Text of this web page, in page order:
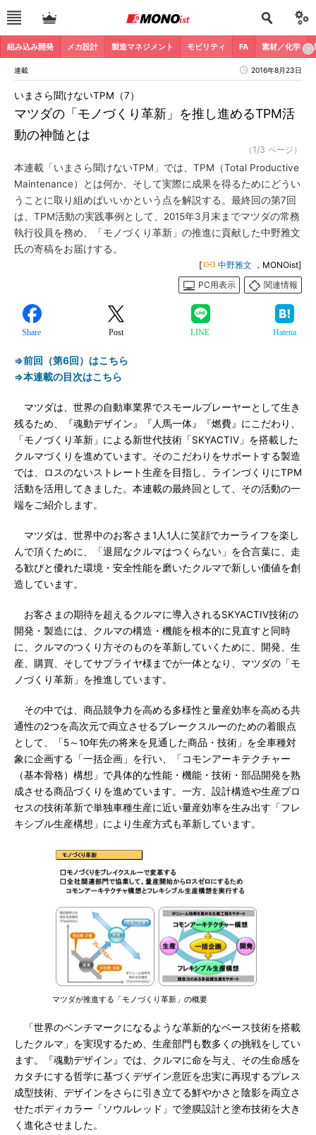
組み込み開発 メカ設計 製造マネジメント モビリティ FA 素材／化学
連載 2016年8月23日
マツダの「モノづくり革新」を推し進めるTPM活
動の神髄とは
いまさら聞けないTPM（7）
（1/3 ページ）
本連載「いまさら聞けないTPM」では、TPM（Total Productive
Maintenance）とは何か、そして実際に成果を得るためにどうい
うことに取り組めばいいかという点を解説する。最終回の第7回
は、TPM活動の実践事例として、2015年3月末までマツダの常務
執行役員を務め、「モノづくり革新」の推進に貢献した中野雅文
氏の寄稿をお届けする。
[ 中野雅文 ，MONOist]
PC用表示
関連情報
Share Post LINE Hatena
⇒前回（第6回）はこちら
⇒本連載の目次はこちら
マツダは、世界の自動車業界でスモールプレーヤーとして生き
残るため、『魂動デザイン』『人馬一体』『燃費』にこだわり、
「モノづくり革新」による新世代技術「SKYACTIV」を搭載した
クルマづくりを進めています。そのこだわりをサポートする製造
では、ロスのないストレート生産を目指し、ラインづくりにTPM
活動を活用してきました。本連載の最終回として、その活動の一
端をご紹介します。
マツダは、世界中のお客さま1人1人に笑顔でカーライフを楽し
んで頂くために、「退屈なクルマはつくらない」を合言葉に、走
る歓びと優れた環境・安全性能を磨いたクルマで新しい価値を創
造しています。
お客さまの期待を超えるクルマに導入されるSKYACTIV技術の
開発・製造には、クルマの構造・機能を根本的に見直すと同時
に、クルマのつくり方そのものを革新していくために、開発、生
産、購買、そしてサプライヤ様までが一体となり、マツダの「モ
ノづくり革新」を推進しています。
その中では、商品競争力を高める多様性と量産効率を高める共
通性の2つを高次元で両立させるブレークスルーのための着眼点
として、「5～10年先の将来を見通した商品・技術」を全車種対
象に企画する「一括企画」を行い、「コモンアーキテクチャー
（基本骨格）構想」で具体的な性能・機能・技術・部品開発を熟
成させる商品づくりを進めています。一方、設計構造や生産プロ
セスの技術革新で単独車種生産に近い量産効率を生み出す「フレ
キシブル生産構想」により生産方式も革新しています。
マツダが推進する「モノづくり革新」の概要
「世界のベンチマークになるような革新的なベース技術を搭載
したクルマ」を実現するため、生産部門も数多くの挑戦をしてい
ます。『魂動デザイン』では、クルマに命を与え、その生命感を
カタチにする哲学に基づくデザイン意匠を忠実に再現するプレス
成型技術、デザインをさらに引き立てる鮮やかさと陰影を両立さ
せたボディカラー「ソウルレッド」で塗膜設計と塗布技術を大き
く進化させました。